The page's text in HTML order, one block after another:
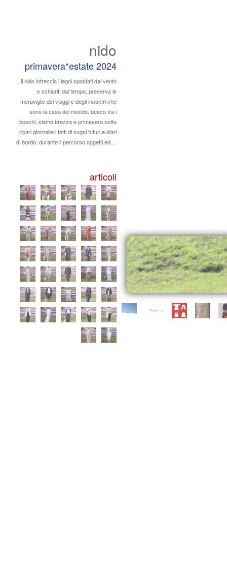
nido
primavera*estate 2024
...il nido intreccia i legni spostati dal vento
e schiariti dal tempo, preserva le
meraviglie dei viaggi e degli incontri che
sono la casa del mondo. bosco tra i
boschi, siamo brezza e primavera sotto
ripari giornalieri fatti di sogni futuri e diari
di bordo. durante il percorso oggetti ed...
articoli